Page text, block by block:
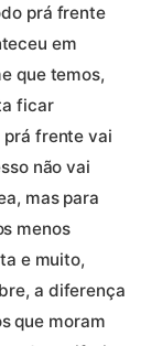
prá frente
em
que temos,
ficar
frente vai
não vai
mas para
menos
e muito,
a diferença
que moram